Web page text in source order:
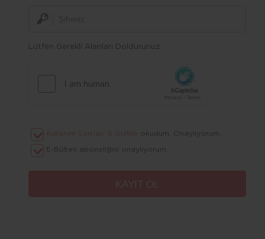
Lütfen Gerekli Alanları Doldurunuz.
okudum. Onaylıyorum.
E-Bülten aboneliğini onaylıyorum.